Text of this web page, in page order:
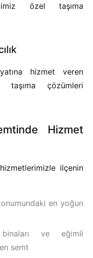
özel taşıma
hizmet veren
taşıma çözümleri
Hizmet
hizmetlerimizle ilçenin
en yoğun
ve eğimli
semt